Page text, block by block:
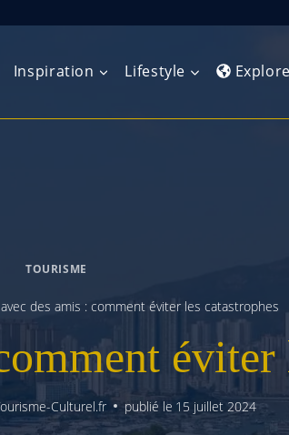
Inspiration Lifestyle
Amérique du Sud
Afrique
TOURISME
des amis : comment éviter les catastrophes
éviter
Culturel.fr publié le 15 juillet 2024